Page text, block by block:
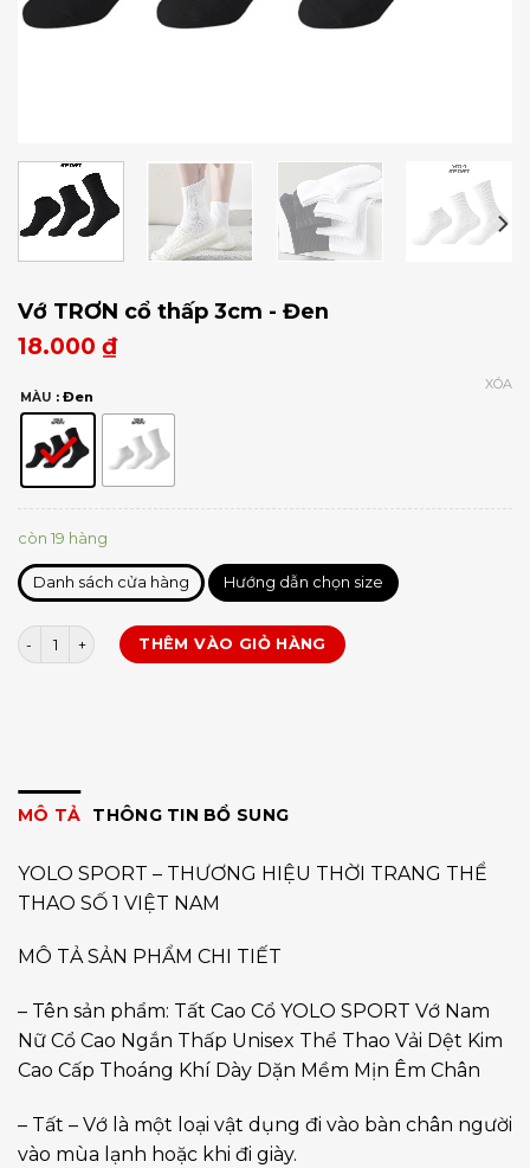
Vớ TRƠN cổ thấp 3cm - Đen
18.000 ₫
MÀU : Đen
XÓA
còn 19 hàng
Danh sách cửa hàng Hướng dẫn chọn size
Vớ TRƠN cổ thấp 3cm số lượng
THÊM VÀO GIỎ HÀNG
MÔ TẢ THÔNG TIN BỔ SUNG
YOLO SPORT – THƯƠNG HIỆU THỜI TRANG THỂ
THAO SỐ 1 VIỆT NAM
MÔ TẢ SẢN PHẨM CHI TIẾT
– Tên sản phẩm: Tất Cao Cổ YOLO SPORT Vớ Nam
Nữ Cổ Cao Ngắn Thấp Unisex Thể Thao Vải Dệt Kim
Cao Cấp Thoáng Khí Dày Dặn Mềm Mịn Êm Chân
– Tất – Vớ là một loại vật dụng đi vào bàn chân người
vào mùa lạnh hoặc khi đi giày.